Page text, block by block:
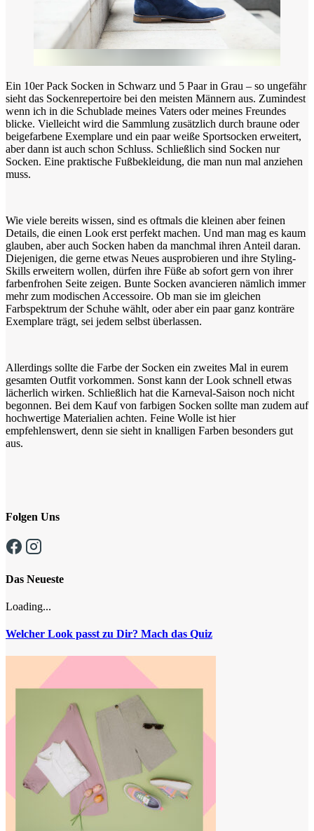
Ein 10er Pack Socken in Schwarz und 5 Paar in Grau – so ungefähr
sieht das Sockenrepertoire bei den meisten Männern aus. Zumindest
wenn ich in die Schublade meines Vaters oder meines Freundes
blicke. Vielleicht wird die Sammlung zusätzlich durch braune oder
beigefarbene Exemplare und ein paar weiße Sportsocken erweitert,
aber dann ist auch schon Schluss. Schließlich sind Socken nur
Socken. Eine praktische Fußbekleidung, die man nun mal anziehen
muss.
Wie viele bereits wissen, sind es oftmals die kleinen aber feinen
Details, die einen Look erst perfekt machen. Und man mag es kaum
glauben, aber auch Socken haben da manchmal ihren Anteil daran.
Diejenigen, die gerne etwas Neues ausprobieren und ihre Styling-
Skills erweitern wollen, dürfen ihre Füße ab sofort gern von ihrer
farbenfrohen Seite zeigen. Bunte Socken avancieren nämlich immer
mehr zum modischen Accessoire. Ob man sie im gleichen
Farbspektrum der Schuhe wählt, oder aber ein paar ganz konträre
Exemplare trägt, sei jedem selbst überlassen.
Allerdings sollte die Farbe der Socken ein zweites Mal in eurem
gesamten Outfit vorkommen. Sonst kann der Look schnell etwas
lächerlich wirken. Schließlich hat die Karneval-Saison noch nicht
begonnen. Bei dem Kauf von farbigen Socken sollte man zudem auf
hochwertige Materialien achten. Feine Wolle ist hier
empfehlenswert, denn sie sieht in knalligen Farben besonders gut
aus.
Folgen Uns
Das Neueste
Loading...
Welcher Look passt zu Dir? Mach das Quiz